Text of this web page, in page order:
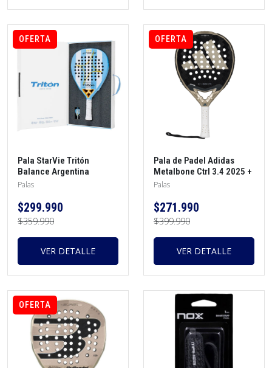
OFERTA
Pala StarVie Tritón
Balance Argentina
Limited Edition +
Palas
$299.990
$359.990
VER DETALLE
OFERTA
Pala de Padel Adidas
Metalbone Ctrl 3.4 2025 +
Morral + Protector + Grip
Palas
$271.990
$399.990
VER DETALLE
OFERTA